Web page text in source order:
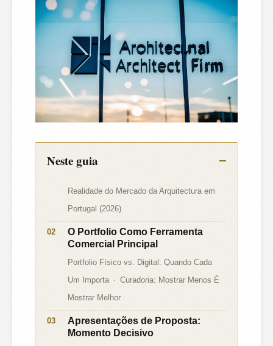
Neste guia
Realidade do Mercado da Arquitectura em
Portugal (2026)
O Portfolio Como Ferramenta
Comercial Principal
Portfolio Físico vs. Digital: Quando Cada
Um Importa
Curadoria: Mostrar Menos É
Mostrar Melhor
Apresentações de Proposta:
Momento Decisivo